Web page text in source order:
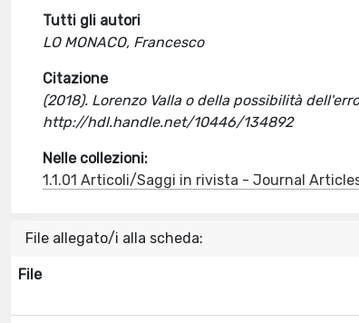
Tutti gli autori
LO MONACO, Francesco
Citazione
(2018). Lorenzo Valla o della possibilità
http://hdl.handle.net/10446/134892
Nelle collezioni:
1.1.01 Articoli/Saggi in rivista - Journal
File allegato/i alla scheda:
File